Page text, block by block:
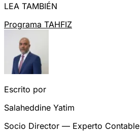
LEA TAMBIÉN
Programa TAHFIZ
Escrito por
Salaheddine Yatim
Socio Director — Experto Contable